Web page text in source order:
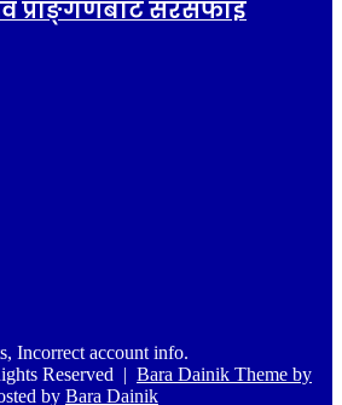
प्राङ्गणबाट सरसफाइ
Incorrect account info.
Reserved | Bara Dainik Theme by
by Bara Dainik